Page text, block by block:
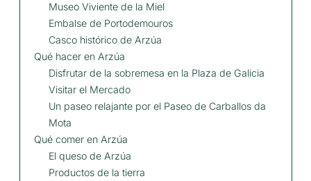
Museo Viviente de la Miel
Embalse de Portodemouros
Casco histórico de Arzúa
Qué hacer en Arzúa
Disfrutar de la sobremesa en la Plaza de Galicia
Visitar el Mercado
Un paseo relajante por el Paseo de Carballos da
Mota
Qué comer en Arzúa
El queso de Arzúa
Productos de la tierra